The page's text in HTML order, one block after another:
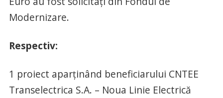
Modernizare.
Respectiv:
1 proiect aparținând beneficiarului CNTEE
Transelectrica S.A. – Noua Linie Electrică